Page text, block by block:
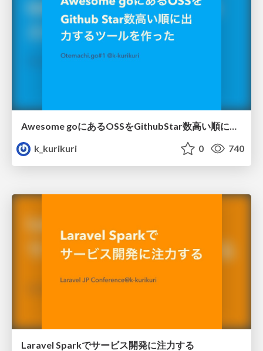
Awesome goにあるOSSをGithubStar数高い順に出力するツールを作った
k_kurikuri
0 740
Laravel Sparkでサービス開発に注力する